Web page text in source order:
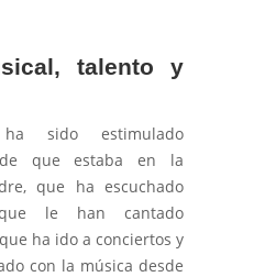
talento y
sido estimulado
que estaba en la
que ha escuchado
le han cantado
ha ido a conciertos y
con la música desde